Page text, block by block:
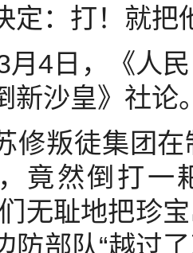
定：打！就把
月4日，《人
新沙皇》社论
修叛徒集团
竟然倒打一
无耻地把珍
防部队“越过